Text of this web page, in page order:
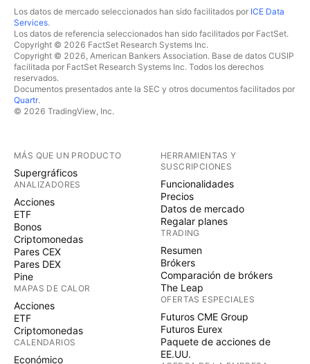
Los datos de mercado seleccionados han sido facilitados por ICE Data
Services.
Los datos de referencia seleccionados han sido facilitados por FactSet.
Copyright © 2026 FactSet Research Systems Inc.
Copyright © 2026, American Bankers Association. Base de datos CUSIP
facilitada por FactSet Research Systems Inc. Todos los derechos
reservados.
Documentos presentados ante la SEC y otros documentos facilitados por
Quartr.
© 2026 TradingView, Inc.
MÁS QUE UN PRODUCTO
Supergráficos
ANALIZADORES
Acciones
ETF
Bonos
Criptomonedas
Pares CEX
Pares DEX
Pine
MAPAS DE CALOR
Acciones
ETF
Criptomonedas
CALENDARIOS
Económico
HERRAMIENTAS Y
SUSCRIPCIONES
Funcionalidades
Precios
Datos de mercado
Regalar planes
TRADING
Resumen
Brókers
Comparación de brókers
The Leap
OFERTAS ESPECIALES
Futuros CME Group
Futuros Eurex
Paquete de acciones de
EE.UU.